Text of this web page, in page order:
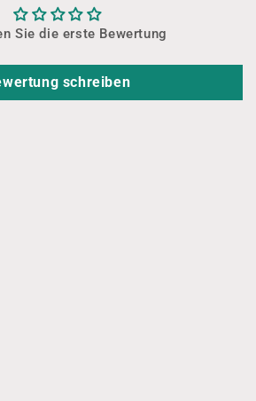
Sie die erste Bewertung
schreiben